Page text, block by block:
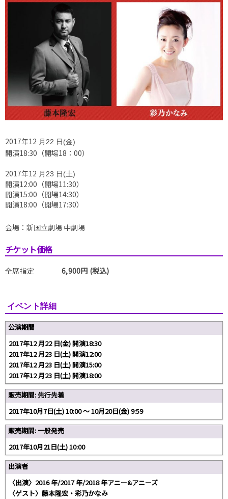
2017年12 月22 日(金)
開演18:30（開場18：00）
2017年12 月23 日(土)
開演12:00（開場11:30）
開演15:00（開場14:30）
開演18:00（開場17:30）
会場：新国立劇場 中劇場
チケット価格
全席指定 6,900円 (税込)
イベント詳細
公演期間
2017年12 月22 日(金) 開演18:30
2017年12 月23 日(土) 開演12:00
2017年12 月23 日(土) 開演15:00
2017年12 月23 日(土) 開演18:00
販売期間: 先行先着
2017年10月7日(土) 10:00 〜 10月20日(金) 9:59
販売期間: 一般発売
2017年10月21日(土) 10:00
出演者
〈出演〉2016 年/2017 年/2018 年アニー&アニーズ
〈ゲスト〉藤本隆宏・彩乃かなみ